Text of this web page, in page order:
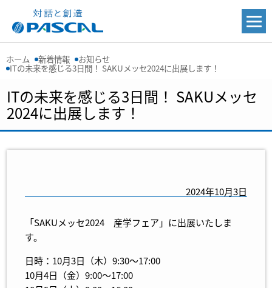
ホーム 新着情報 お知らせ
ITの未来を感じる3日間！ SAKUメッセ2024に出展します！
ITの未来を感じる3日間！ SAKUメッセ
2024に出展します！
2024年10月3日
「SAKUメッセ2024 産学フェア」に出展いたしま
す。
日時：10月3日（木）9:30～17:00
10月4日（金）9:00～17:00